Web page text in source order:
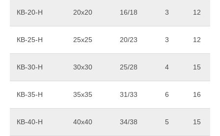
КВ-20-Н 20х20 16/18 3 12
КВ-25-Н 25х25 20/23 3 12
КВ-30-Н 30х30 25/28 4 15
КВ-35-Н 35х35 31/33 6 16
КВ-40-Н 40х40 34/38 5 15